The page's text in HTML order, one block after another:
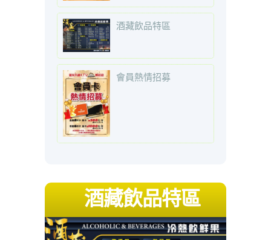
酒藏飲品特區
會員熱情招募
酒藏飲品特區